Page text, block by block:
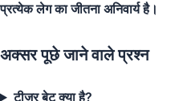
प्रत्येक लेग का जीतना अनिवार्य है।
अक्सर पूछे जाने वाले प्रश्न
टीज़र बेट क्या है?